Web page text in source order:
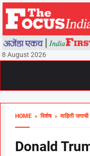
8 August 2026
HOME » विशेष» माहिती जगाची
Donald